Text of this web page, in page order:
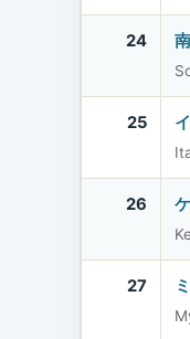
24
25
26
27